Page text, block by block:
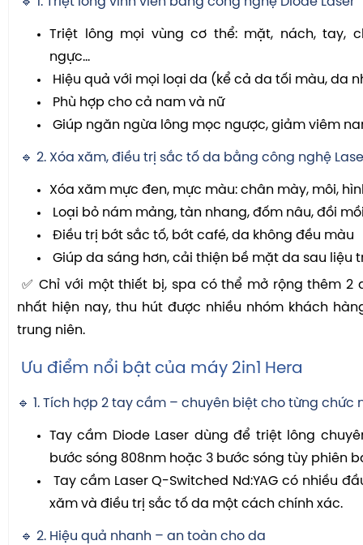
Triệt lông mọi vùng cơ thể: mặt, nách, tay,
ngực…
Hiệu quả với mọi loại da (kể cả da tối màu, da
Phù hợp cho cả nam và nữ
Giúp ngăn ngừa lông mọc ngược, giảm viêm
🔹 2. Xóa xăm, điều trị sắc tố da bằng công nghệ
Xóa xăm mực đen, mực màu: chân mày, môi,
Loại bỏ nám mảng, tàn nhang, đốm nâu, đồi
Điều trị bớt sắc tố, bớt café, da không đều màu
Giúp da sáng hơn, cải thiện bề mặt da sau liệu
✅ Chỉ với một thiết bị, spa có thể mở rộng thêm 2
nhất hiện nay, thu hút được nhiều nhóm khách
trung niên.
Ưu điểm nổi bật của máy 2in1 Hera
🔹 1. Tích hợp 2 tay cầm – chuyên biệt cho từng chức
Tay cầm Diode Laser dùng để triệt lông
bước sóng 808nm hoặc 3 bước sóng tùy phiên
Tay cầm Laser Q-Switched Nd:YAG có nhiều
xăm và điều trị sắc tố da một cách chính xác.
🔹 2. Hiệu quả nhanh – an toàn cho da